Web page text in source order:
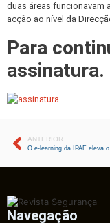
duas áreas funcionavam
acção ao nível da
Para
assinatura.
ANTERIOR
Navegação